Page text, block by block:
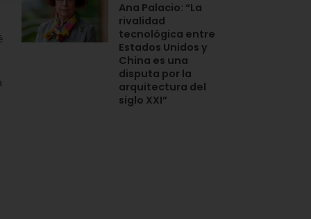
Ana Palacio: “La
rivalidad
tecnológica entre
Estados Unidos y
China es una
disputa por la
arquitectura del
siglo XXI”